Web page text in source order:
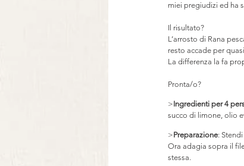
miei pregiudizi ed ha
Il risultato?
L’arrosto di Rana
resto accade per
La differenza la fa
Pronta/o?
>Ingredienti per 4
succo di limone, olio
>Preparazione:
Ora adagia sopra il
stessa.